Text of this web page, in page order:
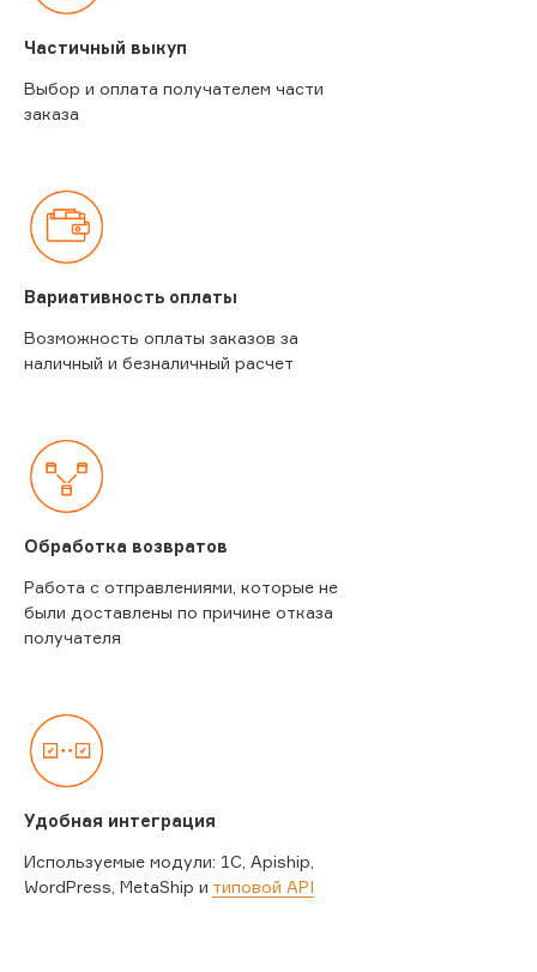
Частичный выкуп
Выбор и оплата получателем части
заказа
Вариативность оплаты
Возможность оплаты заказов за
наличный и безналичный расчет
Обработка возвратов
Работа с отправлениями, которые не
были доставлены по причине отказа
получателя
Удобная интеграция
Используемые модули: 1C, Apiship,
WordPress, MetaShip и типовой API